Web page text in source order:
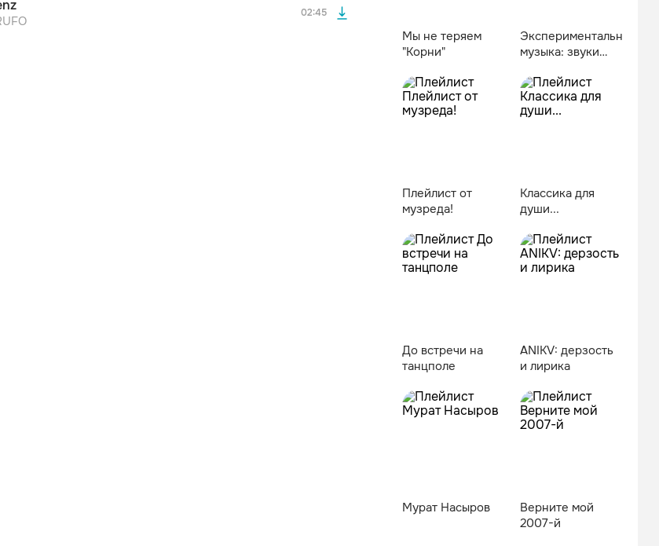
02:45
Мы не теряем
"Корни"
Экспериментальная
музыка: звуки
Плейлист от
музреда!
Классика для
души...
До встречи на
танцполе
ANIKV: дерзость
и лирика
Мурат Насыров
Верните мой
2007-й